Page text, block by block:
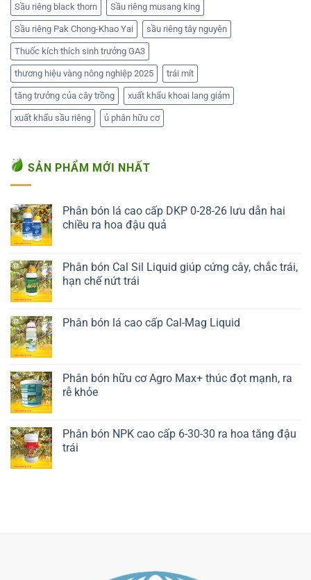
Sầu riêng black thorn Sầu riêng musang king
Sầu riêng Pak Chong-Khao Yai sầu riêng tây nguyên
Thuốc kích thích sinh trưởng GA3
thương hiệu vàng nông nghiệp 2025 trái mít
tăng trưởng của cây trồng xuất khẩu khoai lang giảm
xuất khẩu sầu riêng ủ phân hữu cơ
SẢN PHẨM MỚI NHẤT
Phân bón lá cao cấp DKP 0-28-26 lưu dẫn hai
chiều ra hoa đậu quả
Phân bón Cal Sil Liquid giúp cứng cây, chắc trái,
hạn chế nứt trái
Liên hệ ngay
Phân bón lá cao cấp Cal-Mag Liquid
Phân bón hữu cơ Agro Max+ thúc đọt mạnh, ra
rễ khỏe
Phân bón NPK cao cấp 6-30-30 ra hoa tăng đậu
trái